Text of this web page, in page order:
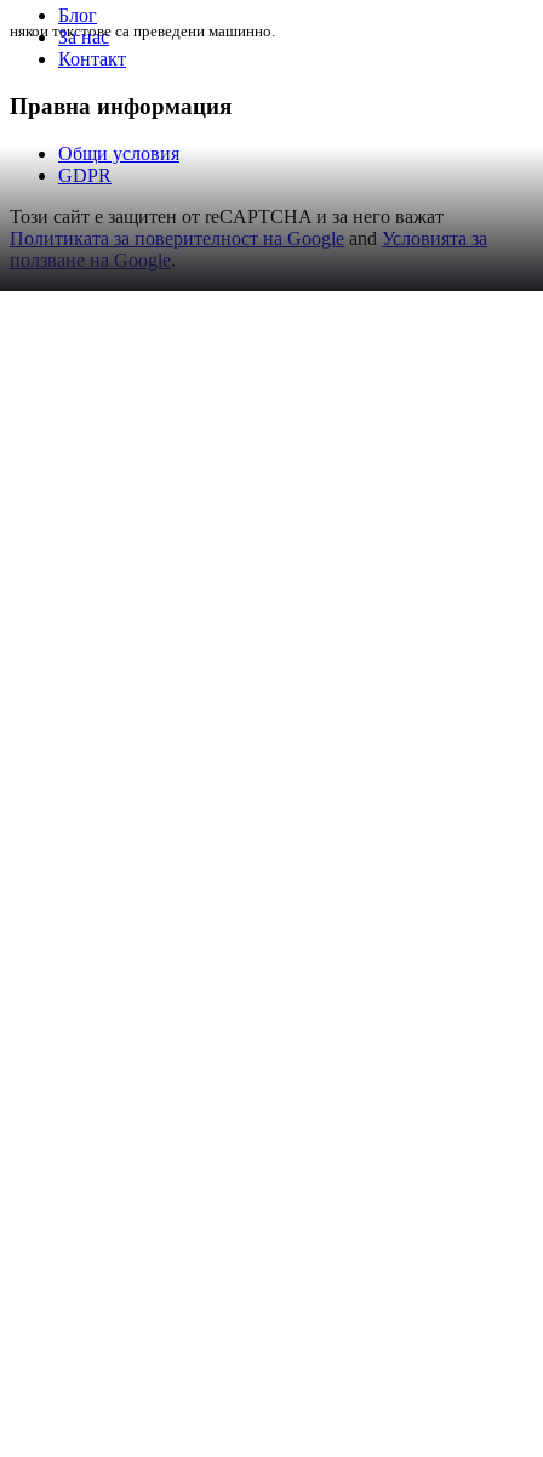
някои текстове са преведени машинно.
Блог
За нас
Контакт
Правна информация
Общи условия
GDPR
Този сайт е защитен от reCAPTCHA и за него важат
Политиката за поверителност на Google and Условията за
ползване на Google.